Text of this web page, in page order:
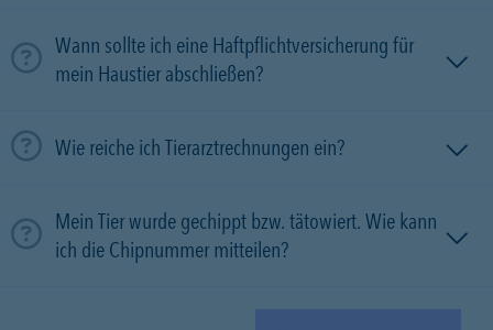
Wann sollte ich eine Haftpflichtversicherung für
mein Haustier abschließen?
Wie reiche ich Tierarztrechnungen ein?
Mein Tier wurde gechippt bzw. tätowiert. Wie kann
ich die Chipnummer mitteilen?